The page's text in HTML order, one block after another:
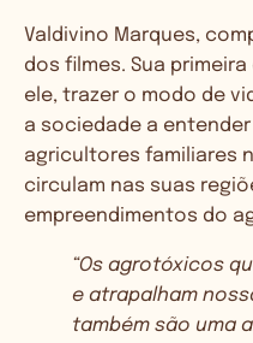
Valdivino Marques,
dos filmes. Sua
ele, trazer o modo de
a sociedade a
agricultores familiares
circulam nas suas
empreendimentos do
“Os agrotóxicos
e atrapalham
também são uma